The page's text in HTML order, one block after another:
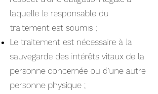
laquelle le responsable du
traitement est soumis ;
Le traitement est nécessaire à la
sauvegarde des intérêts vitaux de la
personne concernée ou d'une autre
personne physique ;